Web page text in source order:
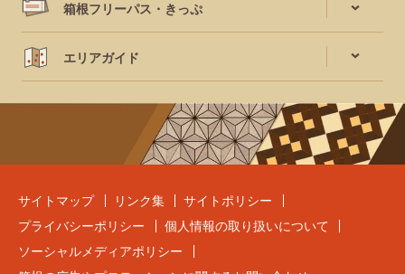
箱根フリーパス・きっぷ
エリアガイド
サイトマップ リンク集
サイトポリシー
プライバシーポリシー
個人情報の取り扱いについて
ソーシャルメディアポリシー